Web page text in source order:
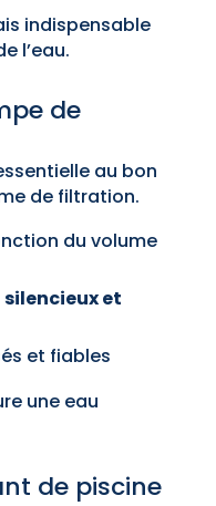
indispensable
l’eau.
de
au bon
de filtration.
du volume
silencieux et
et fiables
une eau
de piscine